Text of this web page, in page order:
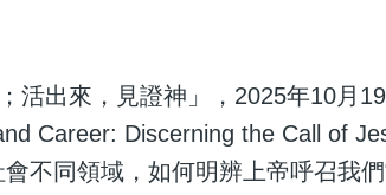
活出來，見證神」，2025年10月
Career: Discerning the Call of
不同領域，如何明辨上帝呼召我們